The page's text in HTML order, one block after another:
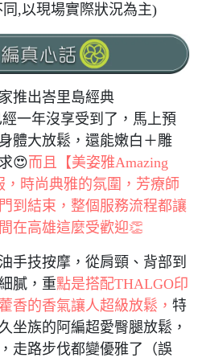
,以現場實際狀況為主)
推出峇里島經典
一年沒享受到了，馬上預
體大放鬆，還能嫩白＋雕
😍而且【美姿雅Amazing
，時尚典雅的氛圍，芳療師
到結束，整個服務流程都讓
在高雄這麼受歡迎👏
手技按摩，從肩頸、背部到
膩，重點是搭配THALGO印
香的香氣讓人超級放鬆， 特
坐族的阿編超愛臀腿放鬆，
走路步伐都變優雅了（誤